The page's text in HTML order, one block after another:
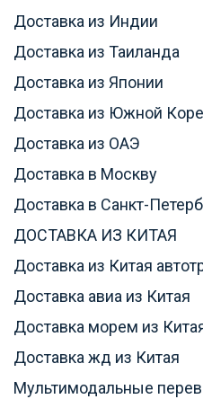
Доставка из Индии
Доставка из Таиланда
Доставка из Японии
Доставка из Южной
Доставка из ОАЭ
Доставка в Москву
Доставка в Санкт-
ДОСТАВКА ИЗ КИТАЯ
Доставка из Китая
Доставка авиа из Китая
Доставка морем из
Доставка жд из Китая
Мультимодальные